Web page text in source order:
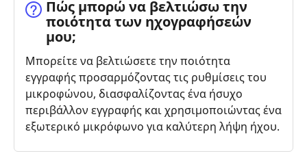
Πώς μπορώ να βελτιώσω την
ποιότητα των ηχογραφήσεών
μου;
Μπορείτε να βελτιώσετε την ποιότητα
εγγραφής προσαρμόζοντας τις ρυθμίσεις του
μικροφώνου, διασφαλίζοντας ένα ήσυχο
περιβάλλον εγγραφής και χρησιμοποιώντας ένα
εξωτερικό μικρόφωνο για καλύτερη λήψη ήχου.